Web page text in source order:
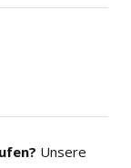
Unsere